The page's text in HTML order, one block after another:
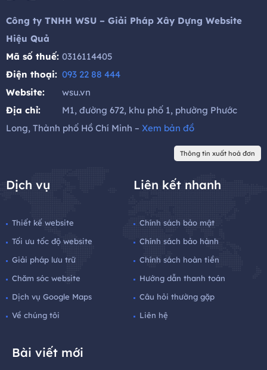
Công ty TNHH WSU – Giải Pháp Xây Dựng Website
Hiệu Quả
Mã số thuế: 0316114405
Điện thoại: 093 22 88 444
Website:
wsu.vn
Địa chỉ:
M1, đường 672, khu phố 1, phường Phước
Long, Thành phố Hồ Chí Minh – Xem bản đồ
Thông tin xuất hoá đơn
Dịch vụ
Thiết kế website
Tối ưu tốc độ website
Giải pháp lưu trữ
Chăm sóc website
Dịch vụ Google Maps
Về chúng tôi
Liên kết nhanh
Chính sách bảo mật
Chính sách bảo hành
Chính sách hoàn tiền
Hướng dẫn thanh toán
Câu hỏi thường gặp
Liên hệ
Bài viết mới